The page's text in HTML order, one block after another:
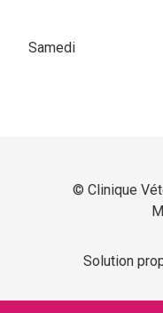
Samedi
© Clinique
Solution